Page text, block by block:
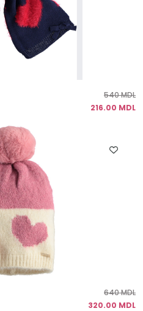
540 MDL
216.00 MDL
640 MDL
320.00 MDL